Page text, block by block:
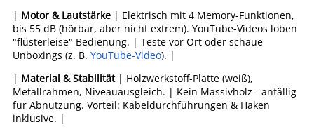
| Motor & Lautstärke | Elektrisch mit 4 Memory-Funktionen,
bis 55 dB (hörbar, aber nicht extrem). YouTube-Videos loben
"flüsterleise" Bedienung. | Teste vor Ort oder schaue
Unboxings (z. B. YouTube-Video). |
| Material & Stabilität| Holzwerkstoff-Platte (weiß),
Metallrahmen, Niveauausgleich. | Kein Massivholz - anfällig
für Abnutzung. Vorteil: Kabeldurchführungen & Haken
inklusive. |